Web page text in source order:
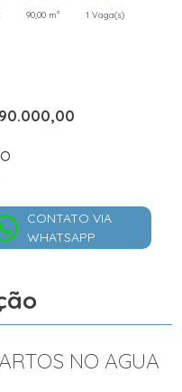
90,00 m² 1 Vaga(s)
CONTATO VIA
WHATSAPP
NO AGUA